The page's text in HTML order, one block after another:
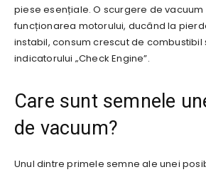
piese esențiale. O scurgere de
funcționarea motorului, ducând la
instabil, consum crescut de
indicatorului „Check Engine”.
Care sunt semnele
de vacuum?
Unul dintre primele semne ale unei